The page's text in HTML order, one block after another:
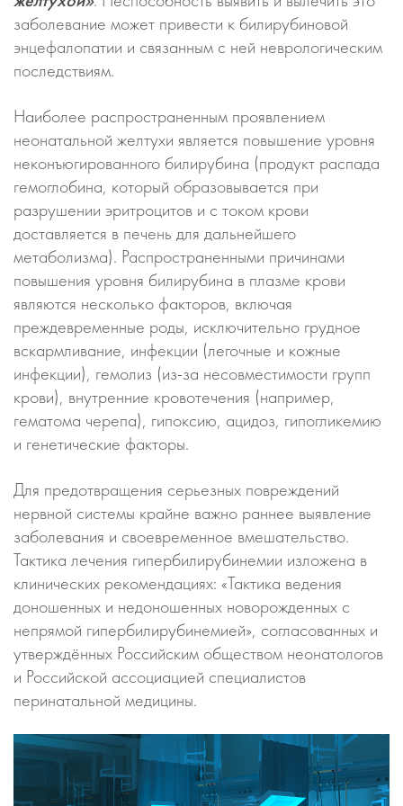
заболевание может привести к билирубиновой
энцефалопатии и связанным с ней неврологическим
последствиям.
Наиболее распространенным проявлением
неонатальной желтухи является повышение уровня
неконъюгированного билирубина (продукт распада
гемоглобина, который образовывается при
разрушении эритроцитов и с током крови
доставляется в печень для дальнейшего
метаболизма). Распространенными причинами
повышения уровня билирубина в плазме крови
являются несколько факторов, включая
преждевременные роды, исключительно грудное
вскармливание, инфекции (легочные и кожные
инфекции), гемолиз (из-за несовместимости групп
крови), внутренние кровотечения (например,
гематома черепа), гипоксию, ацидоз, гипогликемию
и генетические факторы.
Для предотвращения серьезных повреждений
нервной системы крайне важно раннее выявление
заболевания и своевременное вмешательство.
Тактика лечения гипербилирубинемии изложена в
клинических рекомендациях: «Тактика ведения
доношенных и недоношенных новорожденных с
непрямой гипербилирубинемией», согласованных и
утверждённых Российским обществом неонатологов
и Российской ассоциацией специалистов
перинатальной медицины.